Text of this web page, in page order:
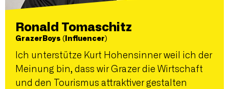
Ronald Tomaschitz
GrazerBoys (Influencer)
Ich unterstütze Kurt Hohensinner weil ich der
Meinung bin, dass wir Grazer die Wirtschaft
und den Tourismus attraktiver gestalten